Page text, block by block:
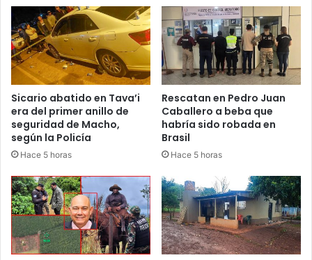
Sicario abatido en Tava’i
era del primer anillo de
seguridad de Macho,
según la Policía
Hace 5 horas
Rescatan en Pedro Juan
Caballero a beba que
habría sido robada en
Brasil
Hace 5 horas